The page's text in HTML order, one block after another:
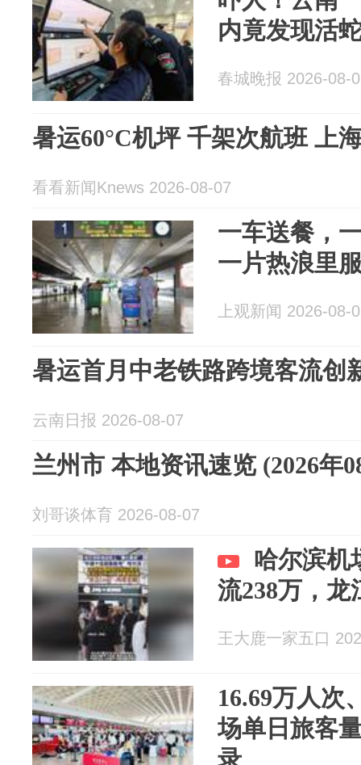
内竟发现活
春城晚报 2026-08-
暑运60°C机坪 千架次航班 上
看看新闻Knews 2026-08-07
一车送餐，
一片热浪里
上观新闻 2026-08-
暑运首月中老铁路跨境客流创
云南日报 2026-08-07
兰州市 本地资讯速览 (2026年
刘哥谈体育 2026-08-07
哈尔滨机
流238万，龙
王大鹿一家五口
16.69万人次
场单日旅客
录